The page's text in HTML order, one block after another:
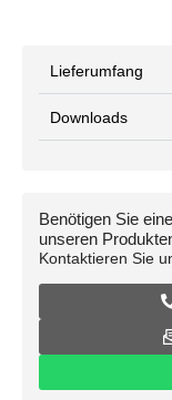
Lieferumfang
Downloads
Benötigen Sie
unseren
Kontaktieren Sie